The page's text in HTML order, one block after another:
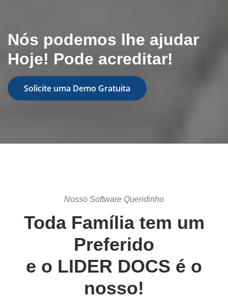
Nós podemos lhe ajudar
Hoje! Pode acreditar!
Solicite uma Demo Gratuita
Nosso Software Queridinho
Toda Família tem um
Preferido
e o LIDER DOCS é o
nosso!